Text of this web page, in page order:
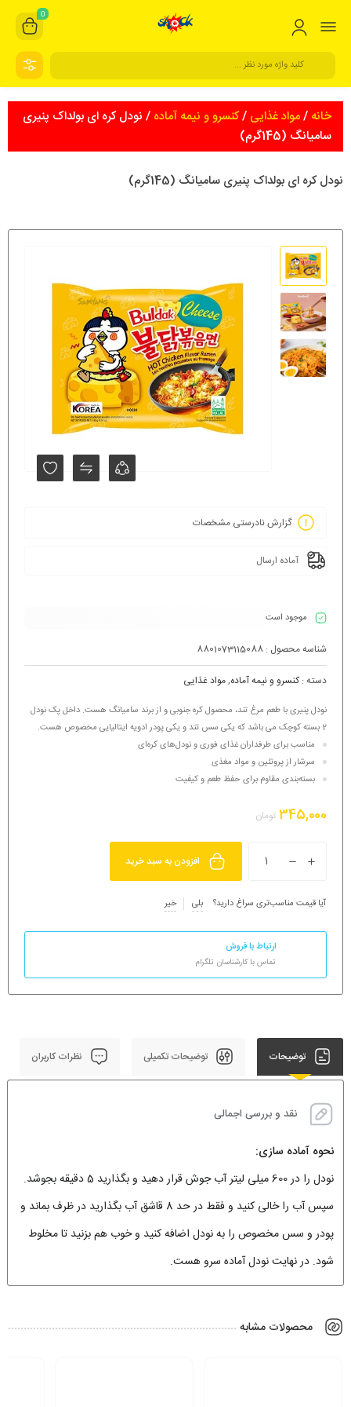
0
خانه /مواد غذایی /کنسرو و نیمه آماده / نودل کره ای بولداک پنیری
سامیانگ (145گرم)
نودل کره ای بولداک پنیری سامیانگ (145گرم)
گزارش نادرستی مشخصات
آماده ارسال
موجود است
شناسه محصول : 8801073115088
دسته :کنسرو و نیمه آماده,مواد غذایی
نودل پنیری با طعم مرغ تند، محصول کره جنوبی و از برند سامیانگ هست. داخل پک نودل
2 بسته کوچک می باشد که یکی سس تند و یکی پودر ادویه ایتالیایی مخصوص هست.
مناسب برای طرفداران غذای فوری و نودل‌های کره‌ای
سرشار از پروتئین و مواد مغذی
بسته‌بندی مقاوم برای حفظ طعم و کیفیت
345,000 تومان
افزودن به سبد خرید
آیا قیمت مناسب‌تری سراغ دارید؟ بلی خیر
ارتباط با فروش
تماس با کارشناسان تلگرام
توضیحات توضیحات تکمیلی نظرات کاربران
نقد و بررسی اجمالی
نحوه آماده سازی:
نودل را در 600 میلی لیتر آب جوش قرار دهید و بگذارید 5 دقیقه بجوشد.
سپس آب را خالی کنید و فقط در حد 8 قاشق آب بگذارید در ظرف بماند و
پودر و سس مخصوص را به نودل اضافه کنید و خوب هم بزنید تا مخلوط
شود. در نهایت نودل آماده سرو هست.
محصولات مشابه